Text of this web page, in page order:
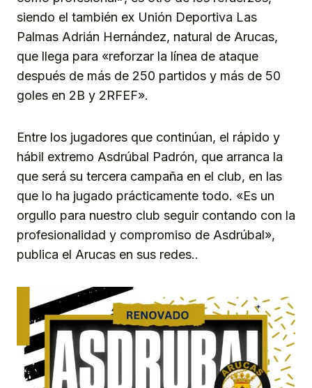
siendo el también ex Unión Deportiva Las
Palmas Adrián Hernández, natural de Arucas,
que llega para «reforzar la línea de ataque
después de más de 250 partidos y más de 50
goles en 2B y 2RFEF».
Entre los jugadores que continúan, el rápido y
hábil extremo Asdrúbal Padrón, que arranca la
que será su tercera campaña en el club, en las
que lo ha jugado prácticamente todo. «Es un
orgullo para nuestro club seguir contando con la
profesionalidad y compromiso de Asdrúbal»,
publica el Arucas en sus redes..